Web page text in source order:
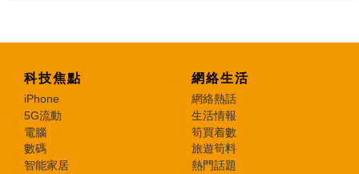
科技焦點
iPhone
5G流動
電腦
數碼
智能家居
網絡生活
網絡熱話
生活情報
筍買着數
旅遊筍料
熱門話題